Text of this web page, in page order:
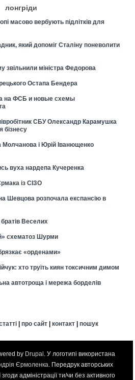
лонгріди
масово вербують підлітків для
який допоміг Сталіну поневолити
звільнили міністра Федорова
Остапа Бендера
на ФСБ и новые схемы
СБУ Олександр Карамушка
бізнесу
Молчанова і Юрій Іванющенко
вуха нардепа Кучеренка
із СІЗО
Шевцова розпочала експансію в
Веселих
схематоз Шурми
«орденами»
хто труїть киян токсичним димом
автотроща і мережа борделів
| про сайт| контакт| пошук
by Drupal . У логотипі використана
Єрмоленка. Передрук авторських
адміністрації ти/чи без активного